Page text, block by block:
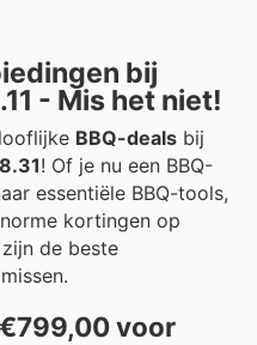
bij
- Mis het niet!
BBQ-deals bij
! Of je nu een BBQ-
essentiële BBQ-tools,
kortingen op
de beste
voor